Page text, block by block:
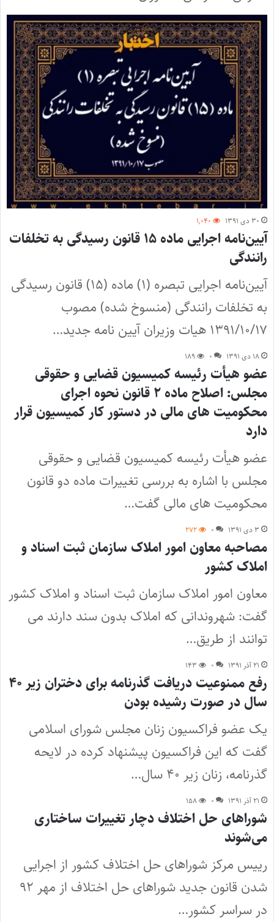
۳۰ دی ۱۳۹۱ ۱,۰۴۰
آیین‌نامه اجرایی ماده ۱۵ قانون رسیدگی به تخلفات
رانندگی
آیین‌نامه اجرایی تبصره (۱) ماده (۱۵) قانون رسیدگی
به تخلفات رانندگی (منسوخ شده) مصوب
۱۳۹۱/۱۰/۱۷ هیات وزیران آیین نامه جدید…
۱۸ دی ۱۳۹۱ ۰ ۱۸۹
عضو هیأت رئیسه کمیسیون قضایی و حقوقی
مجلس: اصلاح ماده ۲ قانون نحوه اجرای
محکومیت های مالی در دستور کار کمیسیون قرار
دارد
عضو هیأت رئیسه کمیسیون قضایی و حقوقی
مجلس با اشاره به بررسی تغییرات ماده دو قانون
محکومیت های مالی گفت…
۳ دی ۱۳۹۱ ۰ ۲۷۲
مصاحبه معاون امور املاک سازمان ثبت اسناد و
املاک کشور
معاون امور املاک سازمان ثبت اسناد و املاک کشور
گفت: شهروندانی که املاک بدون سند دارند می
توانند از طریق…
۲۱ آذر ۱۳۹۱ ۰ ۱۴۳
رفع ممنوعیت دریافت گذرنامه برای دختران زیر ۴۰
سال در صورت رشیده بودن
یک عضو فراکسیون زنان مجلس شورای اسلامی
گفت که این فراکسیون پیشنهاد کرده در لایحه
گذرنامه، زنان زیر ۴۰ سال…
۲۱ آذر ۱۳۹۱ ۰ ۱۵۸
شورا‌های حل اختلاف دچار تغییرات ساختاری
می‌شوند
رییس مرکز شورا‌های حل اختلاف کشور از اجرایی
شدن قانون جدید شوراهای حل اختلاف از مهر ۹۲
در سراسر کشور…